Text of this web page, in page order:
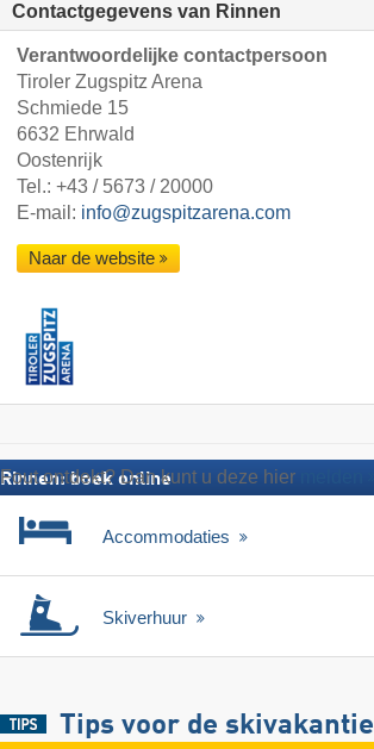
Contactgegevens van Rinnen
Verantwoordelijke contactpersoon
Tiroler Zugspitz Arena
Schmiede 15
6632 Ehrwald
Oostenrijk
Tel.: +43 / 5673 / 20000
E-mail: info@zugspitzarena.com
Naar de website
Fout ontdekt? Dan kunt u deze hier
Rinnen: boek online
Accommodaties
Skiverhuur
Tips voor de skivakantie